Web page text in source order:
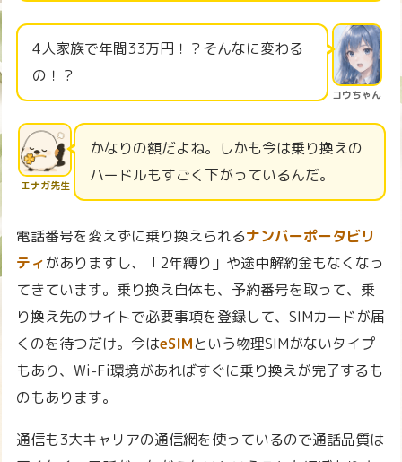
コウちゃん
4人家族で年間33万円！？そんなに変わる
の！？
エナガ先生
かなりの額だよね。しかも今は乗り換えの
ハードルもすごく下がっているんだ。
電話番号を変えずに乗り換えられるナンバーポータビリ
ティがありますし、「2年縛り」や途中解約金もなくなっ
てきています。乗り換え自体も、予約番号を取って、乗
り換え先のサイトで必要事項を登録して、SIMカードが届
くのを待つだけ。今はeSIMという物理SIMがないタイプ
もあり、Wi-Fi環境があればすぐに乗り換えが完了するも
のもあります。
通信も3大キャリアの通信網を使っているので通話品質は